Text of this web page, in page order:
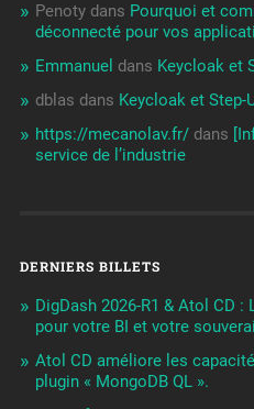
Penotydans Pourquoi et
déconnecté pour vos
Emmanuel dans Keycloak et
dblas dans Keycloak et Step-
https://mecanolav.fr/dans
service de l’industrie
DERNIERS BILLETS
DigDash 2026-R1 & Atol CD
pour votre BI et votre
Atol CD améliore les
plugin « MongoDB QL ».